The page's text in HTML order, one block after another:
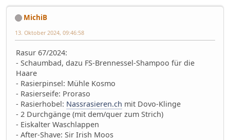
MichiB
13. Oktober 2024, 09:46:58
Rasur 67/2024:
- Schaumbad, dazu FS-Brennessel-Shampoo für die
Haare
- Rasierpinsel: Mühle Kosmo
- Rasierseife: Proraso
- Rasierhobel: Nassrasieren.ch mit Dovo-Klinge
- 2 Durchgänge (mit dem/quer zum Strich)
- Eiskalter Waschlappen
- After-Shave: Sir Irish Moos